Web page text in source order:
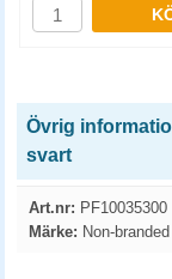
Övrig
svart
Art.nr: PF10035300
Märke: Non-branded